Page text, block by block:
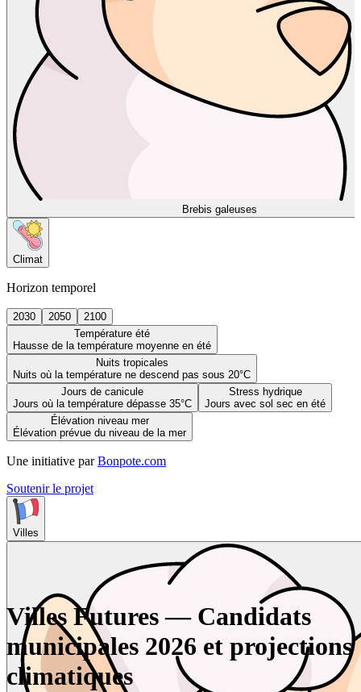
Brebis galeuses
Climat
Horizon temporel
2030 2050
2100
Température été
Hausse de la température moyenne en été
Nuits tropicales
Nuits où la température ne descend pas sous 20°C
Jours de canicule
Jours où la température dépasse 35°C
Stress hydrique
Jours avec sol sec en été
Élévation niveau mer
Élévation prévue du niveau de la mer
Une initiative par Bonpote.com
Soutenir le projet
Villes
Villes Futures — Candidats
municipales 2026 et projections
climatiques